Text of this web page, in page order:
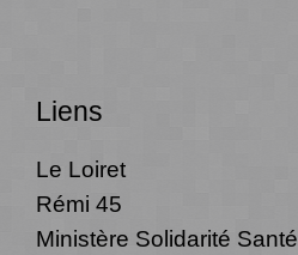
Liens
Le Loiret
Rémi 45
Ministère Solidarité Santé